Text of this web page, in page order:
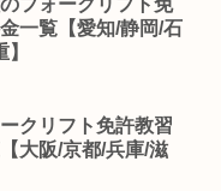
一覧【愛知/静岡/石
クリフト免許教習
大阪/京都/兵庫/滋